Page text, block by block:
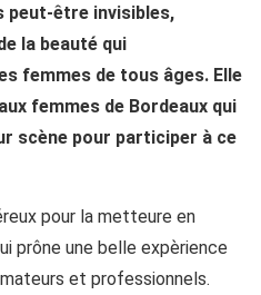
peut-être invisibles,
la beauté qui
femmes de tous âges. Elle
femmes de Bordeaux qui
scène pour participer à ce
pour la metteure en
prône une belle expèrience
et professionnels.